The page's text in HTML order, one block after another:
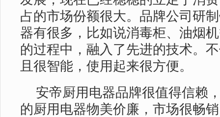
占的市场份额很大。品牌公司研
器有很多，比如说消毒柜、油烟
的过程中，融入了先进的技术。
且很智能，使用起来很方便。
安帝厨用电器品牌很值得信赖
的厨用电器物美价廉，市场很畅